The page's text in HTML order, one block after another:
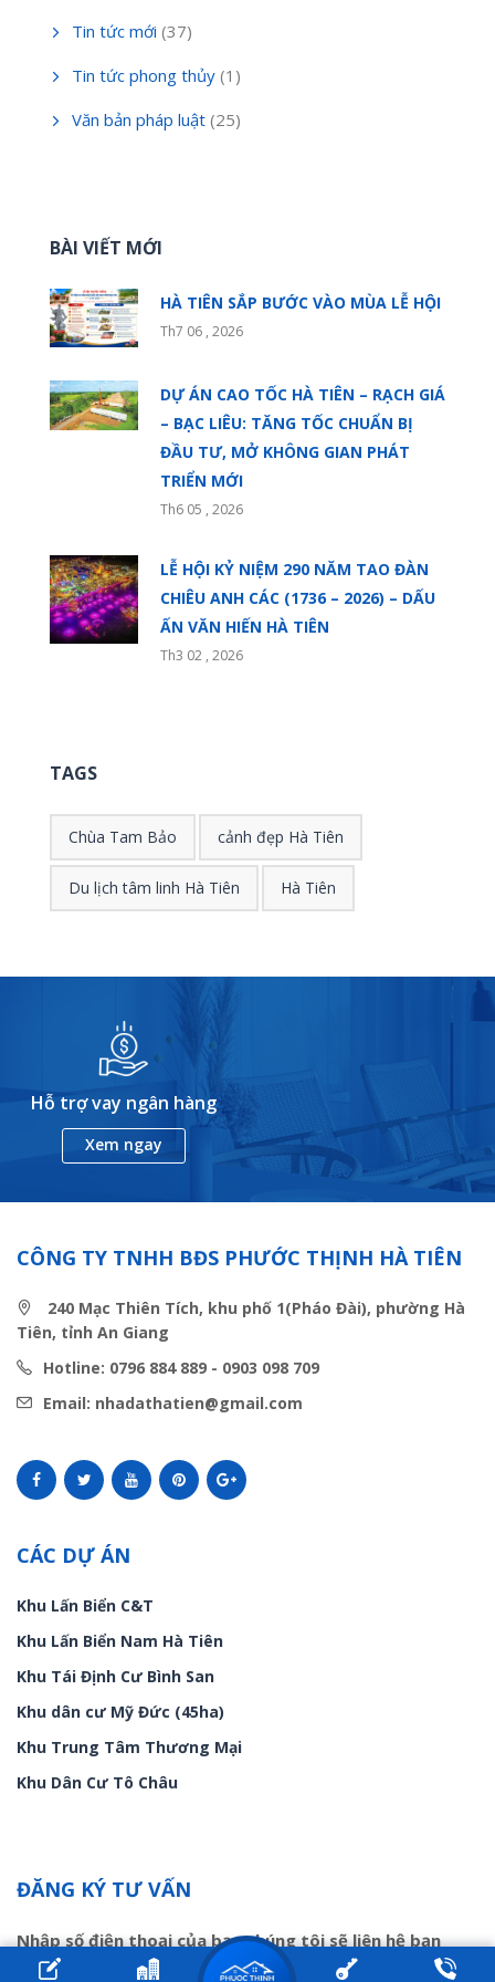
Tin tức mới (37)
Tin tức phong thủy (1)
Văn bản pháp luật (25)
BÀI VIẾT MỚI
HÀ TIÊN SẮP BƯỚC VÀO MÙA LỄ HỘI
Th7 06 , 2026
DỰ ÁN CAO TỐC HÀ TIÊN – RẠCH GIÁ
– BẠC LIÊU: TĂNG TỐC CHUẨN BỊ
ĐẦU TƯ, MỞ KHÔNG GIAN PHÁT
TRIỂN MỚI
Th6 05 , 2026
LỄ HỘI KỶ NIỆM 290 NĂM TAO ĐÀN
CHIÊU ANH CÁC (1736 – 2026) – DẤU
ẤN VĂN HIẾN HÀ TIÊN
Th3 02 , 2026
TAGS
Chùa Tam Bảo cảnh đẹp Hà Tiên
Du lịch tâm linh Hà Tiên Hà Tiên
Hỗ trợ vay ngân hàng
Xem ngay
CÔNG TY TNHH BĐS PHƯỚC THỊNH HÀ TIÊN
240 Mạc Thiên Tích, khu phố 1(Pháo Đài), phường Hà
Tiên, tỉnh An Giang
Hotline: 0796 884 889 - 0903 098 709
Email: nhadathatien@gmail.com
CÁC DỰ ÁN
Khu Lấn Biển C&T
Khu Lấn Biển Nam Hà Tiên
Khu Tái Định Cư Bình San
Khu dân cư Mỹ Đức (45ha)
Khu Trung Tâm Thương Mại
Khu Dân Cư Tô Châu
ĐĂNG KÝ TƯ VẤN
Nhập số điện thoại của bạn chúng tôi sẽ liên hệ bạn
trong ít phút!